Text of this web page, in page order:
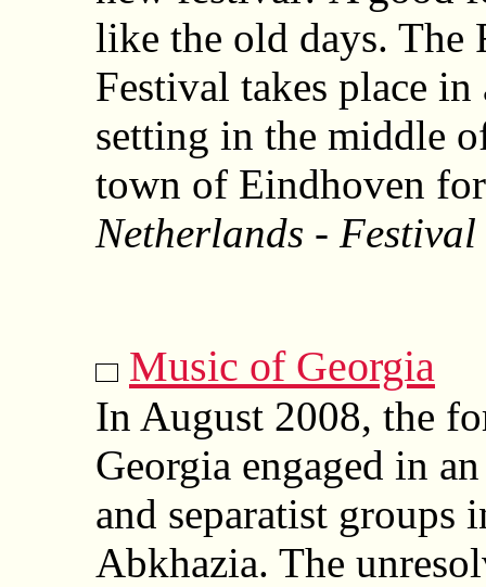
like the old days. The
Festival takes place
setting in the middle
town of Eindhoven
Netherlands - Festival
Music of Georgia
In August 2008, the
Georgia engaged in
and separatist groups
Abkhazia. The